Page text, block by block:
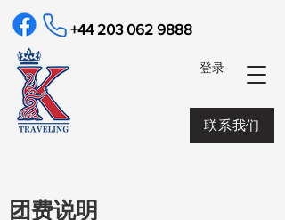
+44 203 062 9888
​登录
联系我们
​团费说明